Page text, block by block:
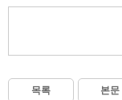
목록 본문